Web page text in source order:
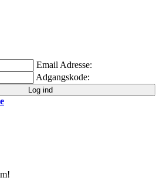
Email Adresse:
Adgangskode:
Log ind